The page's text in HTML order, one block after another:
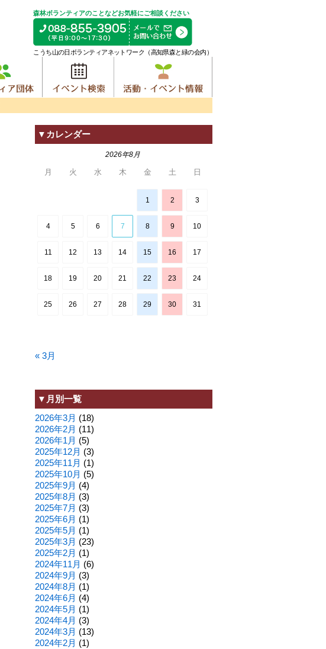
森林ボランティアのことなどお気軽にご相談ください
こうち山の日ボランティアネットワーク（高知県森と緑の会内）
▼カレンダー
2026年8月
月 火 水 木 金 土 日
1 2 3
4 5 6 7 8 9 10
11 12 13 14 15 16 17
18 19 20 21 22 23 24
25 26 27 28 29 30 31
« 3月
▼月別一覧
2026年3月 (18)
2026年2月 (11)
2026年1月 (5)
2025年12月 (3)
2025年11月 (1)
2025年10月 (5)
2025年9月 (4)
2025年8月 (3)
2025年7月 (3)
2025年6月 (1)
2025年5月 (1)
2025年3月 (23)
2025年2月 (1)
2024年11月 (6)
2024年9月 (3)
2024年8月 (1)
2024年6月 (4)
2024年5月 (1)
2024年4月 (3)
2024年3月 (13)
2024年2月 (1)